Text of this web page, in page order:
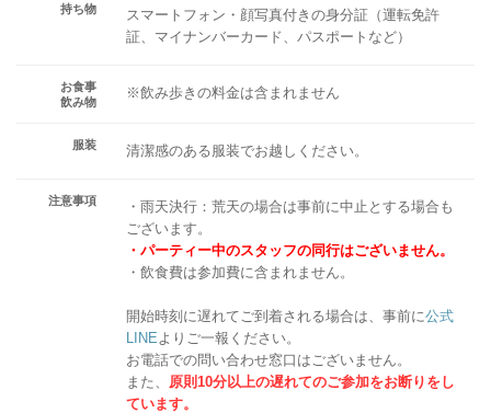
持ち物
スマートフォン・顔写真付きの身分証（運転免許
証、マイナンバーカード、パスポートなど）
お食事
飲み物
※飲み歩きの料金は含まれません
服装 清潔感のある服装でお越しください。
注意事項
・雨天決行：荒天の場合は事前に中止とする場合も
ございます。
・パーティー中のスタッフの同行はございません。
・飲食費は参加費に含まれません。
開始時刻に遅れてご到着される場合は、事前に公式
LINE よりご一報ください。
お電話での問い合わせ窓口はございません。
また、 原則10分以上の遅れてのご参加をお断りをし
ています。